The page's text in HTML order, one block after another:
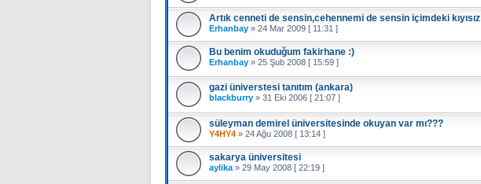
Artık cenneti de sensin,cehennemi de sensin içimdeki kıyısız
Erhanbay » 24 Mar 2009 [ 11:31 ]
Bu benim okuduğum fakirhane :)
Erhanbay » 25 Şub 2008 [ 15:59 ]
gazi üniverstesi tanıtım (ankara)
blackburry » 31 Eki 2006 [ 21:07 ]
süleyman demirel üniversitesinde okuyan var mı???
Y4HY4 » 24 Ağu 2008 [ 13:14 ]
sakarya üniversitesi
aylika » 29 May 2008 [ 22:19 ]